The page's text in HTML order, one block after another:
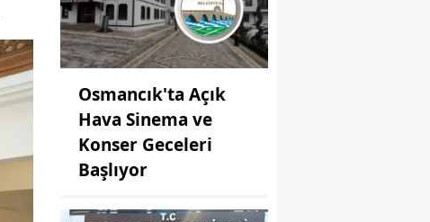
Osmancık'ta Açık
Hava Sinema ve
Konser Geceleri
Başlıyor